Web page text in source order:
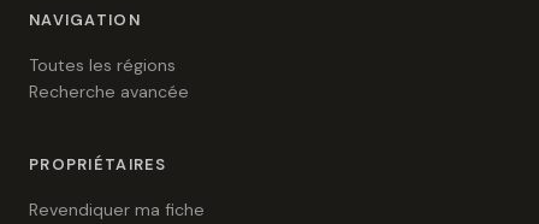
NAVIGATION
Toutes les régions
Recherche avancée
PROPRIÉTAIRES
Revendiquer ma fiche